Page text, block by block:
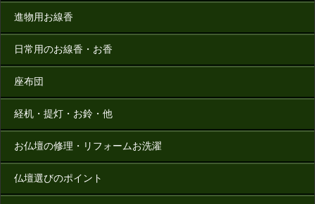
進物用お線香
日常用のお線香・お香
座布団
経机・提灯・お鈴・他
お仏壇の修理・リフォームお洗濯
仏壇選びのポイント